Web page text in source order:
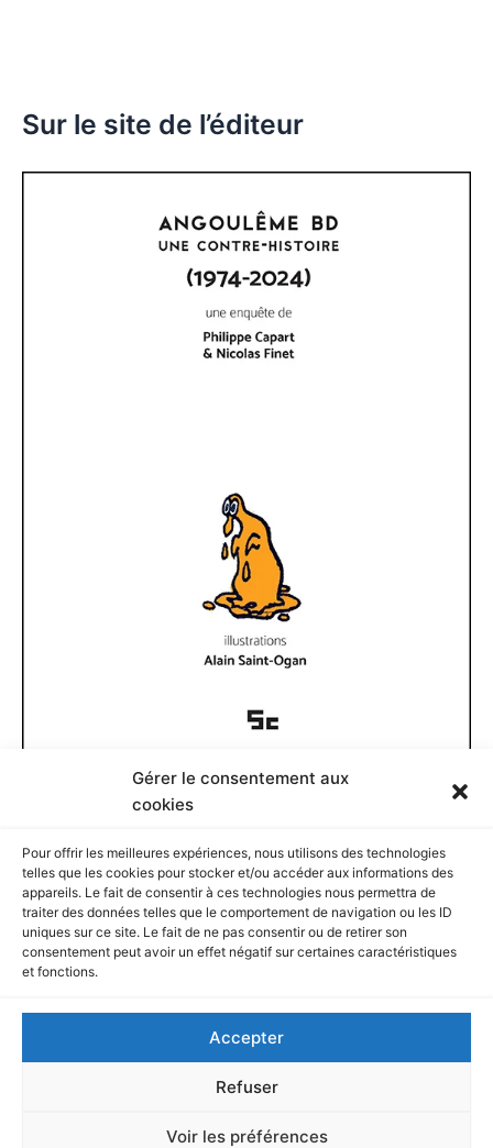
Gérer le consentement aux
cookies
Pour offrir les meilleures expériences, nous utilisons des technologies
telles que les cookies pour stocker et/ou accéder aux informations des
appareils. Le fait de consentir à ces technologies nous permettra de
traiter des données telles que le comportement de navigation ou les ID
uniques sur ce site. Le fait de ne pas consentir ou de retirer son
consentement peut avoir un effet négatif sur certaines caractéristiques
et fonctions.
Accepter
Refuser
Voir les préférences
Sur le site de l’éditeur
Documents disponibles
D
o
c
u
m
e
t
d
Rechercher
e
h
Et si vous voulez…
Vous pouvez proposer une contribution ici